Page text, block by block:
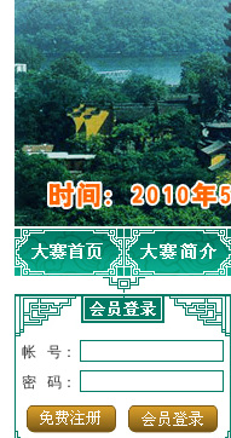
帐 号：
密 码：